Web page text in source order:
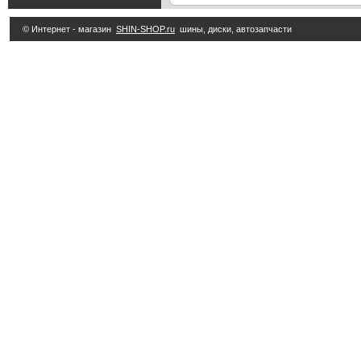
© Интернет - магазин SHIN-SHOP.ru шины, диски, автозапчасти